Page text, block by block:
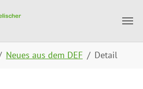
Neues aus dem DEF Detail